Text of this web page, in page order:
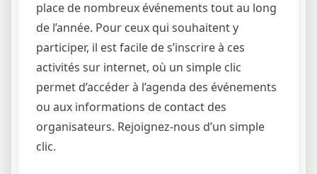
place de nombreux événements tout au long
de l’année. Pour ceux qui souhaitent y
participer, il est facile de s’inscrire à ces
activités sur internet, où un simple clic
permet d’accéder à l’agenda des événements
ou aux informations de contact des
organisateurs. Rejoignez-nous d’un simple
clic.